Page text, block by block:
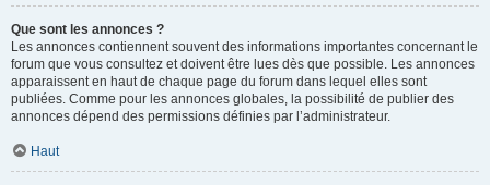
Que sont les annonces ?
Les annonces contiennent souvent des informations importantes concernant le
forum que vous consultez et doivent être lues dès que possible. Les annonces
apparaissent en haut de chaque page du forum dans lequel elles sont
publiées. Comme pour les annonces globales, la possibilité de publier des
annonces dépend des permissions définies par l’administrateur.
Haut